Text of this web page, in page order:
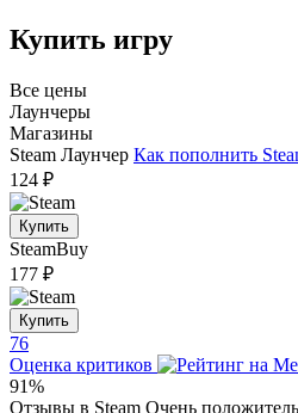
Купить игру
Все цены
Лаунчеры
Магазины
Steam Лаунчер Как пополнить
124 ₽
Купить
SteamBuy
177 ₽
Купить
76
Оценка критиков
91%
Отзывы в Steam Очень